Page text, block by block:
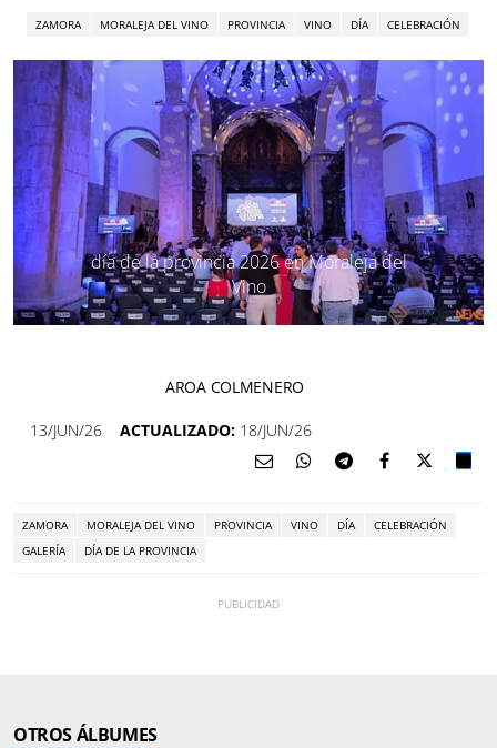
ZAMORA MORALEJA DEL VINO PROVINCIA VINO DÍA CELEBRACIÓN
día de la provincia 2026 en Moraleja del
Vino
AROA COLMENERO
13/JUN/26 ACTUALIZADO: 18/JUN/26
ZAMORA MORALEJA DEL VINO PROVINCIA VINO DÍA
CELEBRACIÓN
GALERÍA
DÍA DE LA PROVINCIA
OTROS ÁLBUMES